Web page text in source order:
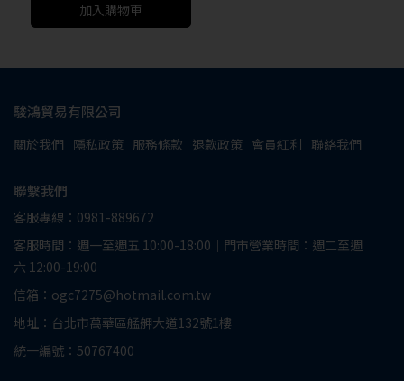
加入購物車
駿鴻貿易有限公司
關於我們 隱私政策 服務條款 退款政策 會員紅利 聯絡我們
聯繫我們
客服專線：0981-889672
客服時間：週一至週五 10:00-18:00｜門市營業時間：週二至週
六 12:00-19:00
信箱：ogc7275@hotmail.com.tw
地址：台北市萬華區艋舺大道132號1樓
統一編號：50767400